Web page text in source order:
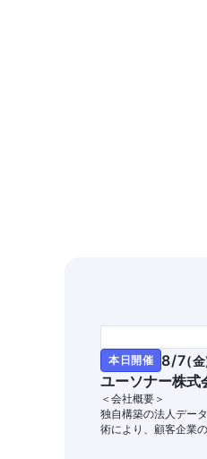
本日開催 8/7(金
ユーソナー株式
＜会社概要＞
独自構築の法人デー
術により、顧客企業